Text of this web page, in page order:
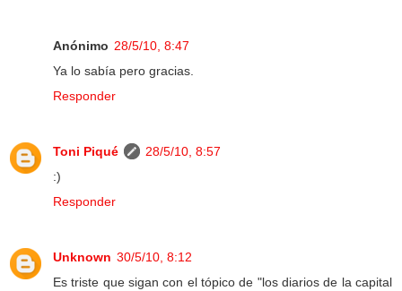
Anónimo 28/5/10, 8:47
Ya lo sabía pero gracias.
Responder
Toni Piqué
28/5/10, 8:57
:)
Responder
Unknown 30/5/10, 8:12
Es triste que sigan con el tópico de "los diarios de la capital